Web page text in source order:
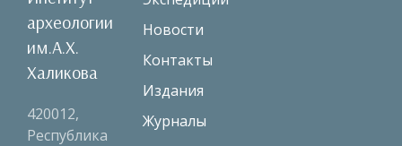
археологии
им.А.Х.
Халикова
420012,
Республика
Новости
Контакты
Издания
Журналы